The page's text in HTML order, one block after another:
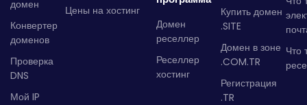
домен
Конвертер
доменов
Проверка
DNS
Мой IP
Цены на хостинг
Домен
реселлер
Реселлер
хостинг
Купить домен
.SITE
Домен в зоне
.COM.TR
Регистрация
.TR
Что